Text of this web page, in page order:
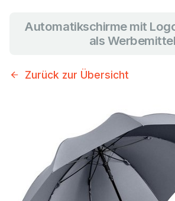
Automatikschirme mit
als Werbemittel
Zurück zur Übersicht